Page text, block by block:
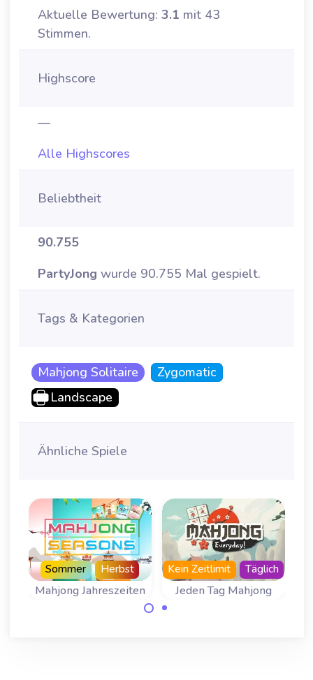
Aktuelle Bewertung: 3.1 mit 43
Stimmen.
Highscore
—
Alle Highscores
Beliebtheit
90.755
PartyJong wurde 90.755 Mal gespielt.
Tags & Kategorien
Mahjong Solitaire
Zygomatic
Landscape
Ähnliche Spiele
Mahjong Jahreszeiten
Sommer Herbst
Jeden Tag Mahjong
Kein Zeitlimit Täglich